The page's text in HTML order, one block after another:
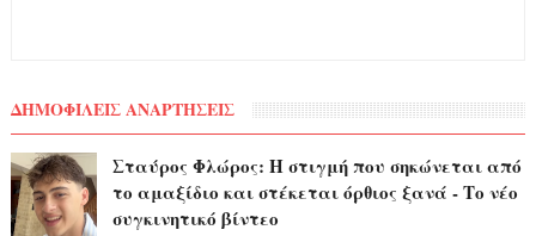
ΔΗΜΟΦΙΛΕΙΣ ΑΝΑΡΤΗΣΕΙΣ
Σταύρος Φλώρος: Η στιγμή που σηκώνεται από
το αμαξίδιο και στέκεται όρθιος ξανά - Το νέο
συγκινητικό βίντεο